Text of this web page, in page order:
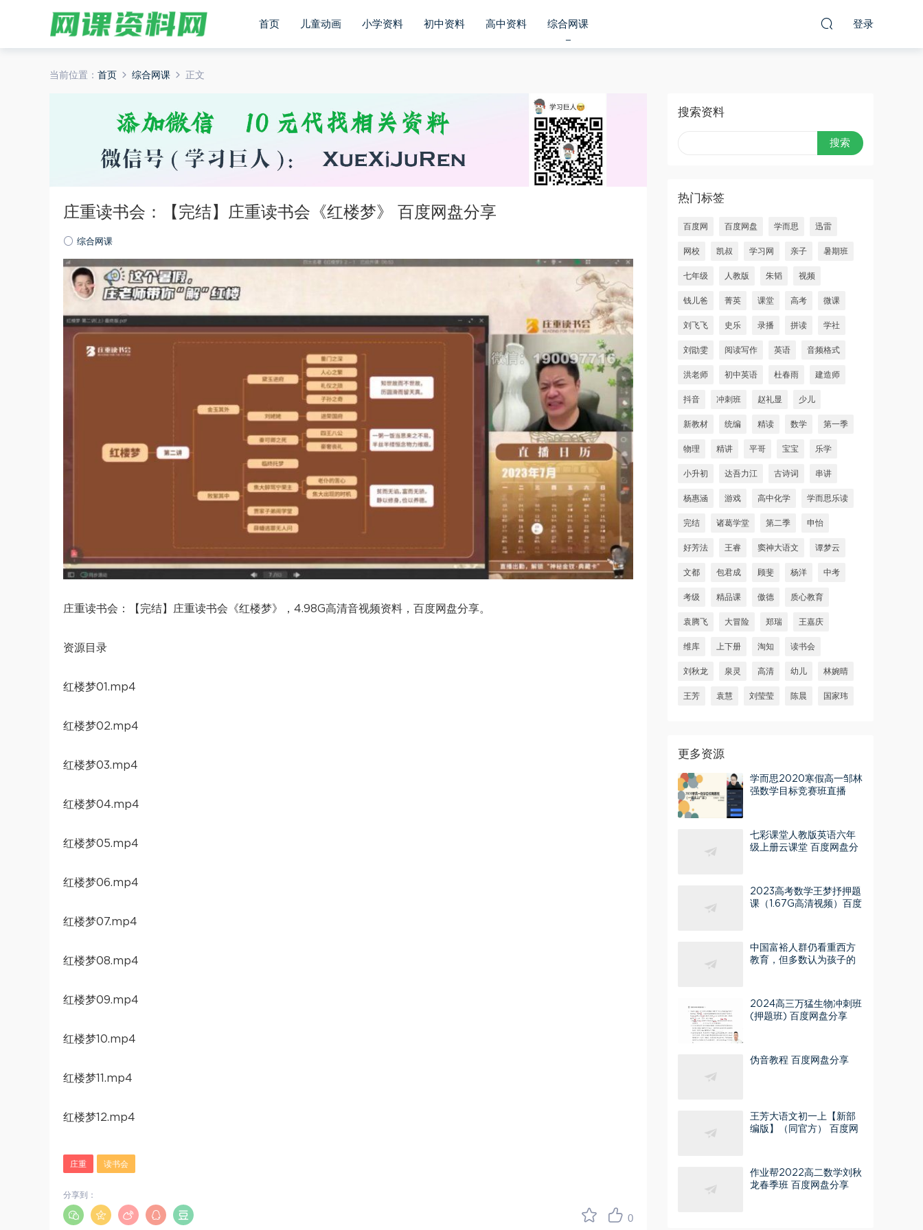
首页 儿童动画 小学资料 初中资料 高中资料 综合网课 登录
当前位置： 首页 综合网课 正文
庄重读书会：【完结】庄重读书会《红楼梦》 百度网盘分享
综合网课
庄重读书会：【完结】庄重读书会《红楼梦》，4.98G高清音视频资料，百度网盘分享。
资源目录
红楼梦01.mp4
红楼梦02.mp4
红楼梦03.mp4
红楼梦04.mp4
红楼梦05.mp4
红楼梦06.mp4
红楼梦07.mp4
红楼梦08.mp4
红楼梦09.mp4
红楼梦10.mp4
红楼梦11.mp4
红楼梦12.mp4
庄重 读书会
0
分享到：
搜索资料
热门标签
百度网 百度网盘 学而思 迅雷
网校 凯叔 学习网 亲子 暑期班
七年级 人教版 朱韬 视频
钱儿爸 菁英 课堂 高考 微课
刘飞飞 史乐 录播 拼读 学社
刘勖雯 阅读写作 英语 音频格式
洪老师 初中英语 杜春雨 建造师
抖音 冲刺班 赵礼显 少儿
新教材 统编 精读 数学 第一季
物理 精讲 平哥 宝宝 乐学
小升初 达吾力江 古诗词 串讲
杨惠涵 游戏 高中化学 学而思乐读
完结 诸葛学堂 第二季 申怡
好芳法 王睿 窦神大语文 谭梦云
文都 包君成 顾斐 杨洋 中考
考级 精品课 傲德 质心教育
袁腾飞 大冒险 郑瑞 王嘉庆
维库 上下册 淘知 读书会
刘秋龙 泉灵 高清 幼儿 林婉晴
王芳 袁慧 刘莹莹 陈晨 国家玮
更多资源
学而思2020寒假高一邹林
强数学目标竞赛班直播
度网盘
七彩课堂人教版英语六年
级上册云课堂 百度网盘分
2023高考数学王梦抒押题
课（1.67G高清视频）百度
中国富裕人群仍看重西方
教育，但多数认为孩子的
2024高三万猛生物冲刺班
(押题班) 百度网盘分享
伪音教程 百度网盘分享
王芳大语文初一上【新部
编版】（同官方） 百度网
作业帮2022高二数学刘秋
龙春季班 百度网盘分享